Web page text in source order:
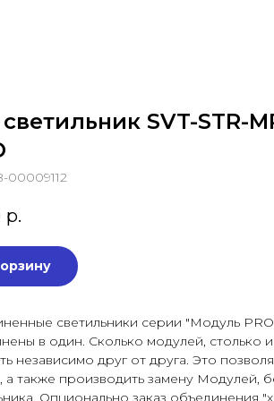
SVT-STR-
00009112
р.
светильники серии "Модуль
в один. Сколько модулей, столько
независимо друг от друга. Это
а также производить замену Модулей,
Опционально заказ объединения